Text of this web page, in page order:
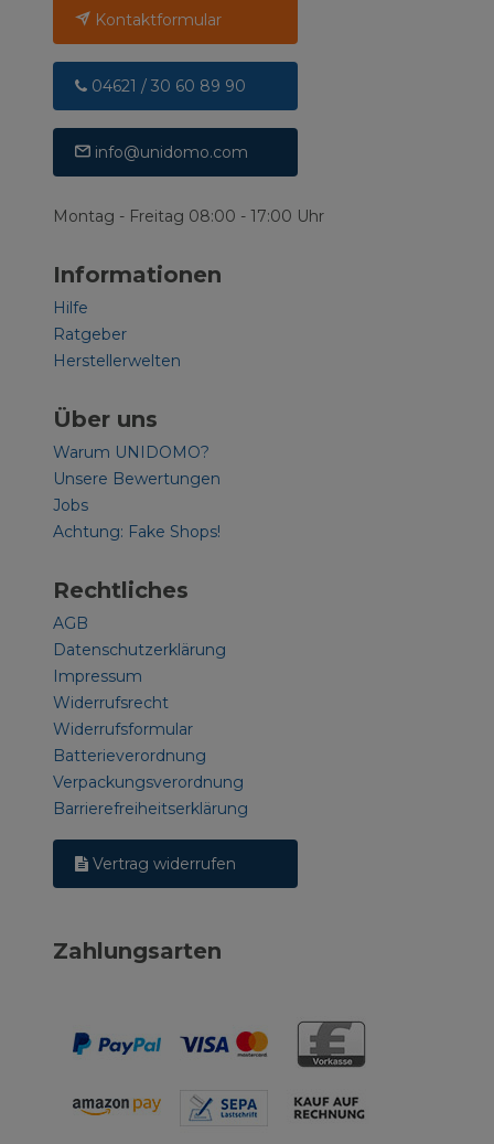
Kontaktformular
04621 / 30 60 89 90
info@unidomo.com
Montag - Freitag 08:00 - 17:00 Uhr
Informationen
Hilfe
Ratgeber
Herstellerwelten
Über uns
Warum UNIDOMO?
Unsere Bewertungen
Jobs
Achtung: Fake Shops!
Rechtliches
AGB
Datenschutzerklärung
Impressum
Widerrufsrecht
Widerrufsformular
Batterieverordnung
Verpackungsverordnung
Barrierefreiheitserklärung
Vertrag widerrufen
Zahlungsarten